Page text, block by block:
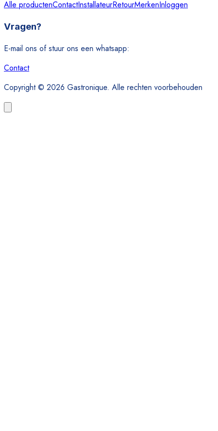
Alle productenContactInstallateurRetourMerkenInloggen
Vragen?
E-mail ons of stuur ons een whatsapp:
Contact
Copyright © 2026 Gastronique. Alle rechten voorbehouden